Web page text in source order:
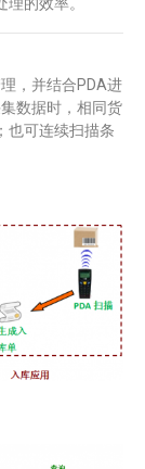
，并结合PDA进
数据时，相同货
也可连续扫描条